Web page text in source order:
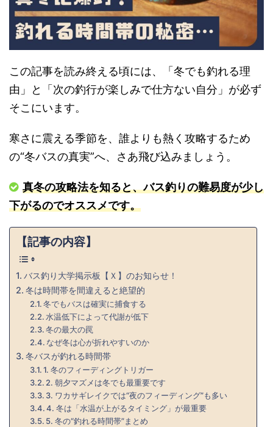
この記事を読み終える頃には、「冬でも釣れる理
由」と「次の釣行が楽しみで仕方ない自分」が必ず
そこにいます。
寒さに震える季節を、誰よりも熱く攻略するため
の“冬バスの真実”へ、さあ飛び込みましょう。
真冬の攻略法を知ると、バス釣りの難易度が少し
下がるのでオススメです。
【記事の内容】
バス釣り大学掲示板【Ｘ】のお知らせ！
冬は時間帯を間違えると絶望的
冬でもバスは確実に捕食する
水温低下によって代謝が低下
冬の最大の罠
なぜ冬は心が折れやすいのか
冬バスが釣れる時間帯
1. 冬のフィーディングトリガー
2. 朝夕マズメは冬でも最重要です
3. ワカサギレイクでは“夜のフィーディング”も多い
4. 冬は「水温が上がるタイミング」が最重要
5. 冬の“釣れる時間帯”まとめ